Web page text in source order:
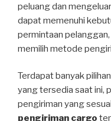
peluang dan
dapat memenuhi
permintaan
memilih metode
Terdapat banyak
yang tersedia saat ini,
pengiriman yang
pengiriman cargo